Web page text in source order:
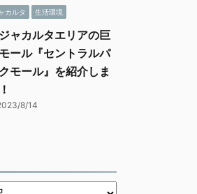
カルタ 生活環境
ャカルタエリアの巨
ール『セントラルパ
モール』を紹介しま
8/14